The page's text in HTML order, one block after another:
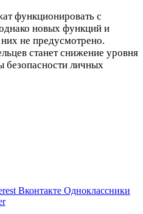
функционировать с
новых функций и
не предусмотрено.
станет снижение уровня
личных
Вконтакте Одноклассники